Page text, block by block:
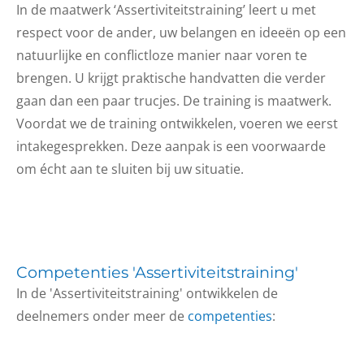
In de maatwerk ‘Assertiviteitstraining’ leert u met
respect voor de ander, uw belangen en ideeën op een
natuurlijke en conflictloze manier naar voren te
brengen. U krijgt praktische handvatten die verder
gaan dan een paar trucjes. De training is maatwerk.
Voordat we de training ontwikkelen, voeren we eerst
intakegesprekken. Deze aanpak is een voorwaarde
om écht aan te sluiten bij uw situatie.
Competenties 'Assertiviteitstraining'
In de 'Assertiviteitstraining' ontwikkelen de
deelnemers onder meer de competenties: